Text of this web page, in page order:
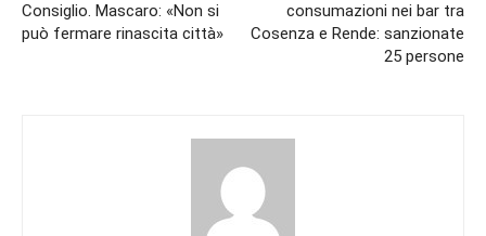
Consiglio. Mascaro: «Non si
può fermare rinascita città»
consumazioni nei bar tra
Cosenza e Rende: sanzionate
25 persone